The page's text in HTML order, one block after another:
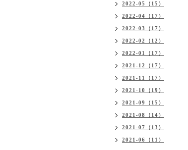
2022-05（15）
2022-04（17）
2022-03（17）
2022-02（12）
2022-01（17）
2021-12（17）
2021-11（17）
2021-10（19）
2021-09（15）
2021-08（14）
2021-07（13）
2021-06（11）